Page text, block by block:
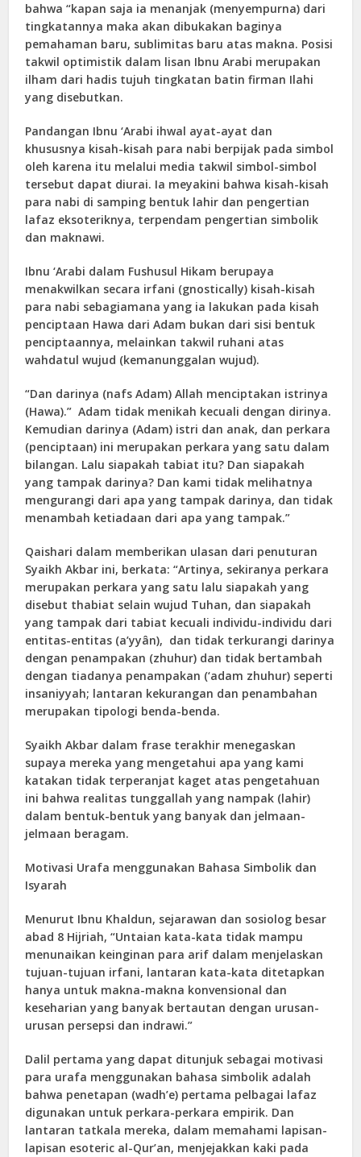
bahwa “kapan saja ia menanjak (menyempurna) dari
tingkatannya maka akan dibukakan baginya
pemahaman baru, sublimitas baru atas makna. Posisi
takwil optimistik dalam lisan Ibnu Arabi merupakan
ilham dari hadis tujuh tingkatan batin firman Ilahi
yang disebutkan.
Pandangan Ibnu ‘Arabi ihwal ayat-ayat dan
khususnya kisah-kisah para nabi berpijak pada simbol
oleh karena itu melalui media takwil simbol-simbol
tersebut dapat diurai. Ia meyakini bahwa kisah-kisah
para nabi di samping bentuk lahir dan pengertian
lafaz eksoteriknya, terpendam pengertian simbolik
dan maknawi.
Ibnu ‘Arabi dalam Fushusul Hikam berupaya
menakwilkan secara irfani (gnostically) kisah-kisah
para nabi sebagiamana yang ia lakukan pada kisah
penciptaan Hawa dari Adam bukan dari sisi bentuk
penciptaannya, melainkan takwil ruhani atas
wahdatul wujud (kemanunggalan wujud).
“Dan darinya (nafs Adam) Allah menciptakan istrinya
(Hawa).” Adam tidak menikah kecuali dengan dirinya.
Kemudian darinya (Adam) istri dan anak, dan perkara
(penciptaan) ini merupakan perkara yang satu dalam
bilangan. Lalu siapakah tabiat itu? Dan siapakah
yang tampak darinya? Dan kami tidak melihatnya
mengurangi dari apa yang tampak darinya, dan tidak
menambah ketiadaan dari apa yang tampak.”
Qaishari dalam memberikan ulasan dari penuturan
Syaikh Akbar ini, berkata: “Artinya, sekiranya perkara
merupakan perkara yang satu lalu siapakah yang
disebut thabiat selain wujud Tuhan, dan siapakah
yang tampak dari tabiat kecuali individu-individu dari
entitas-entitas (a’yyân), dan tidak terkurangi darinya
dengan penampakan (zhuhur) dan tidak bertambah
dengan tiadanya penampakan (‘adam zhuhur) seperti
insaniyyah; lantaran kekurangan dan penambahan
merupakan tipologi benda-benda.
Syaikh Akbar dalam frase terakhir menegaskan
supaya mereka yang mengetahui apa yang kami
katakan tidak terperanjat kaget atas pengetahuan
ini bahwa realitas tunggallah yang nampak (lahir)
dalam bentuk-bentuk yang banyak dan jelmaan-
jelmaan beragam.
Motivasi Urafa menggunakan Bahasa Simbolik dan
Isyarah
Menurut Ibnu Khaldun, sejarawan dan sosiolog besar
abad 8 Hijriah, “Untaian kata-kata tidak mampu
menunaikan keinginan para arif dalam menjelaskan
tujuan-tujuan irfani, lantaran kata-kata ditetapkan
hanya untuk makna-makna konvensional dan
keseharian yang banyak bertautan dengan urusan-
urusan persepsi dan indrawi.”
Dalil pertama yang dapat ditunjuk sebagai motivasi
para urafa menggunakan bahasa simbolik adalah
bahwa penetapan (wadh’e) pertama pelbagai lafaz
digunakan untuk perkara-perkara empirik. Dan
lantaran tatkala mereka, dalam memahami lapisan-
lapisan esoteric al-Qur’an, menjejakkan kaki pada